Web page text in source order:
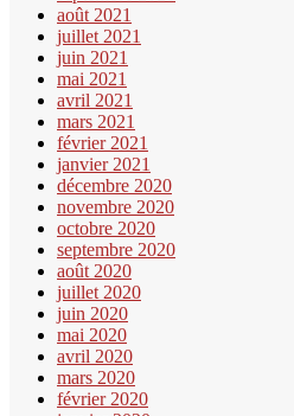
août 2021
juillet 2021
juin 2021
mai 2021
avril 2021
mars 2021
février 2021
janvier 2021
décembre 2020
novembre 2020
octobre 2020
septembre 2020
août 2020
juillet 2020
juin 2020
mai 2020
avril 2020
mars 2020
février 2020